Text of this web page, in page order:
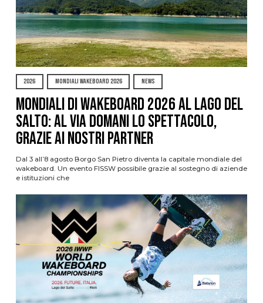
2026 MONDIALI WAKEBOARD 2026 NEWS
Mondiali di Wakeboard 2026 al Lago del
Salto: al via domani lo spettacolo,
grazie ai nostri Partner
Dal 3 all’8 agosto Borgo San Pietro diventa la capitale mondiale del
wakeboard. Un evento FISSW possibile grazie al sostegno di aziende
e istituzioni che